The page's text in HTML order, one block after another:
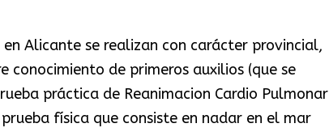
Alicante se realizan con carácter provincial,
conocimiento de primeros auxilios (que se
práctica de Reanimacion Cardio Pulmonar
física que consiste en nadar en el mar